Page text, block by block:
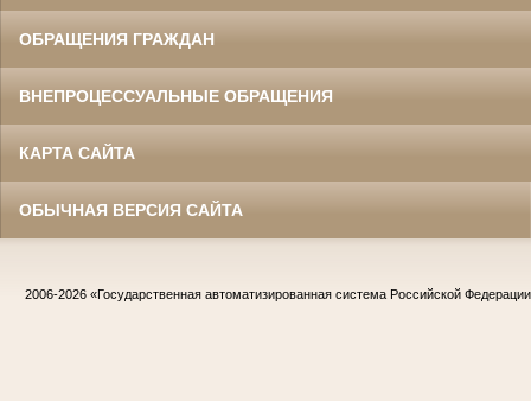
ОБРАЩЕНИЯ ГРАЖДАН
ВНЕПРОЦЕССУАЛЬНЫЕ ОБРАЩЕНИЯ
КАРТА САЙТА
ОБЫЧНАЯ ВЕРСИЯ САЙТА
2006-2026 «Государственная автоматизированная система Российской